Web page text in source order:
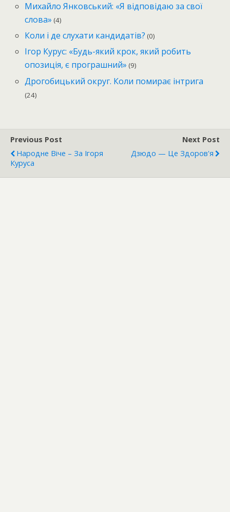
Михайло Янковський: «Я відповідаю за свої
слова» (4)
Коли і де слухати кандидатів? (0)
Ігор Курус: «Будь-який крок, який робить
опозиція, є програшний» (9)
Дрогобицький округ. Коли помирає інтрига
(24)
Previous Post
Народне Віче – За Ігоря
Куруса
Next Post
Дзюдо — Це Здоров'я